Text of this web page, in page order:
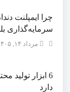
چرا ایمپلنت
سرمایه‌گذاری
مرداد ۱۴, ۱۴۰۵
6 ابزار تولید
دارد